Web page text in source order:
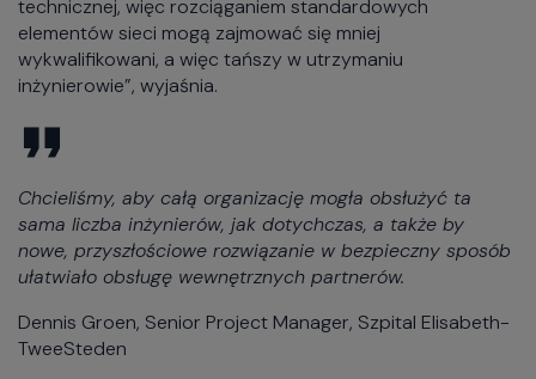
technicznej, więc rozciąganiem standardowych
elementów sieci mogą zajmować się mniej
wykwalifikowani, a więc tańszy w utrzymaniu
inżynierowie”, wyjaśnia.
Chcieliśmy, aby całą organizację mogła obsłużyć ta
sama liczba inżynierów, jak dotychczas, a także by
nowe, przyszłościowe rozwiązanie w bezpieczny sposób
ułatwiało obsługę wewnętrznych partnerów.
Dennis Groen, Senior Project Manager, Szpital Elisabeth-
TweeSteden